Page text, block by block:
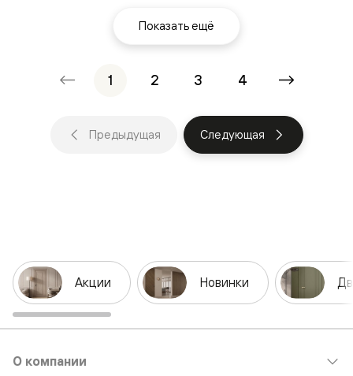
Показать ещё
1 2 3 4
Предыдущая Следующая
Акции Новинки
О компании